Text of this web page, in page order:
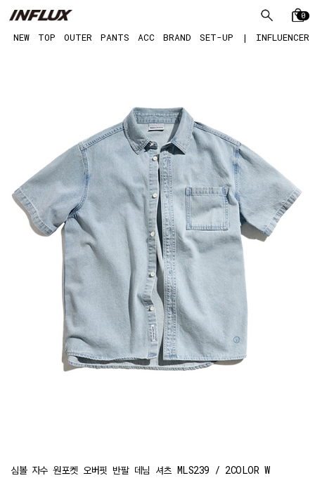
0
NEW TOP OUTER PANTS ACC BRAND SET-UP | INFLUENCER
심볼 자수 원포켓 오버핏 반팔 데님 셔츠 MLS239 / 2COLOR W